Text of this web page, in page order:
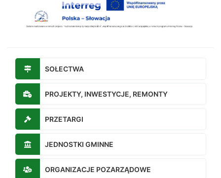
SOŁECTWA
PROJEKTY, INWESTYCJE, REMONTY
PRZETARGI
JEDNOSTKI GMINNE
ORGANIZACJE POZARZĄDOWE